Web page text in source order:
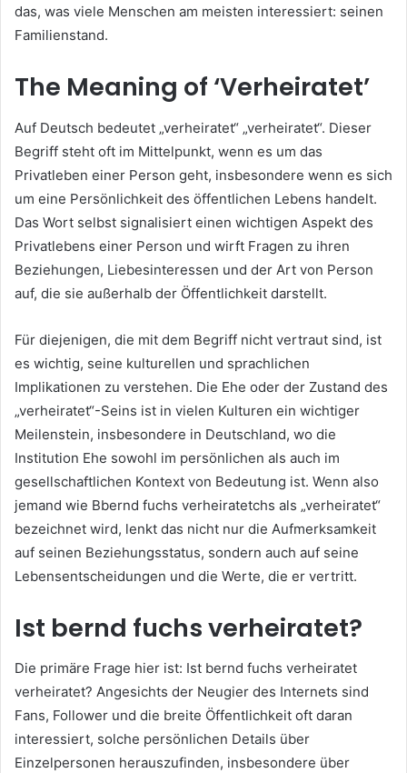
das, was viele Menschen am meisten interessiert: seinen
Familienstand.
The Meaning of ‘Verheiratet’
Auf Deutsch bedeutet „verheiratet“ „verheiratet“. Dieser
Begriff steht oft im Mittelpunkt, wenn es um das
Privatleben einer Person geht, insbesondere wenn es sich
um eine Persönlichkeit des öffentlichen Lebens handelt.
Das Wort selbst signalisiert einen wichtigen Aspekt des
Privatlebens einer Person und wirft Fragen zu ihren
Beziehungen, Liebesinteressen und der Art von Person
auf, die sie außerhalb der Öffentlichkeit darstellt.
Für diejenigen, die mit dem Begriff nicht vertraut sind, ist
es wichtig, seine kulturellen und sprachlichen
Implikationen zu verstehen. Die Ehe oder der Zustand des
„verheiratet“-Seins ist in vielen Kulturen ein wichtiger
Meilenstein, insbesondere in Deutschland, wo die
Institution Ehe sowohl im persönlichen als auch im
gesellschaftlichen Kontext von Bedeutung ist. Wenn also
jemand wie Bbernd fuchs verheiratetchs als „verheiratet“
bezeichnet wird, lenkt das nicht nur die Aufmerksamkeit
auf seinen Beziehungsstatus, sondern auch auf seine
Lebensentscheidungen und die Werte, die er vertritt.
Ist bernd fuchs verheiratet?
Die primäre Frage hier ist: Ist bernd fuchs verheiratet
verheiratet? Angesichts der Neugier des Internets sind
Fans, Follower und die breite Öffentlichkeit oft daran
interessiert, solche persönlichen Details über
Einzelpersonen herauszufinden, insbesondere über